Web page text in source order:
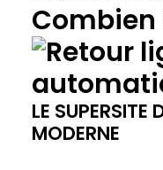
LE SUPERSITE
MODERNE